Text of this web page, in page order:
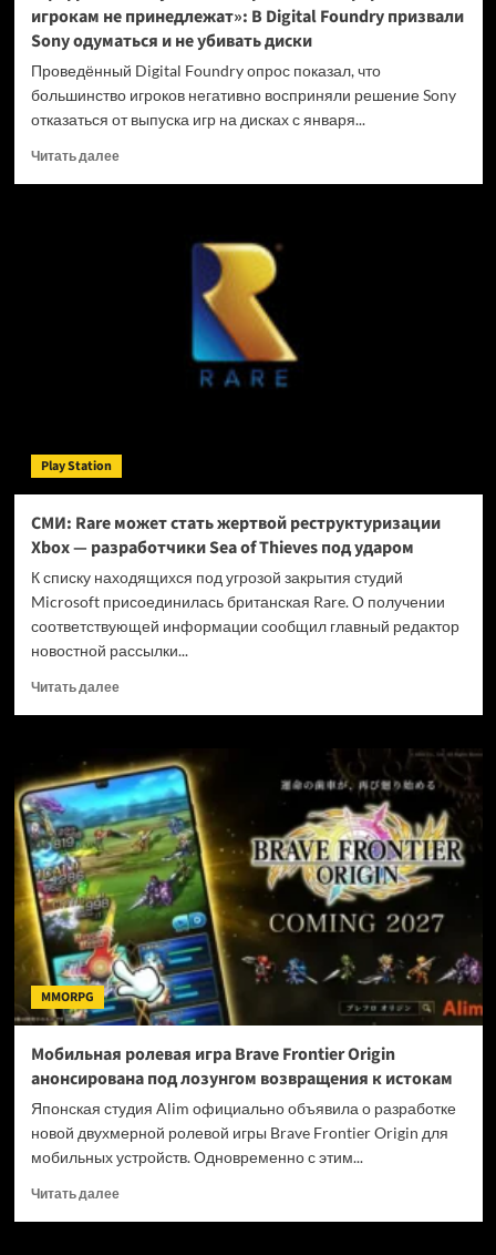
игрокам не принедлежат»: В Digital Foundry призвали
Sony одуматься и не убивать диски
Проведённый Digital Foundry опрос показал, что
большинство игроков негативно восприняли решение Sony
отказаться от выпуска игр на дисках с января...
Читать далееПрочитать
платформах
принедлежат»:
не
убивать
диски
Play Station
СМИ: Rare может стать жертвой реструктуризации
Xbox — разработчики Sea of Thieves под ударом
К списку находящихся под угрозой закрытия студий
Microsoft присоединилась британская Rare. О получении
соответствующей информации сообщил главный редактор
новостной рассылки...
Читать далееПрочитать
Rare
может
стать
жертвой
реструктуризации
Xbox
разработчики
Sea
of
Thieves
под
ударом
MMORPG
Мобильная ролевая игра Brave Frontier Origin
анонсирована под лозунгом возвращения к истокам
Японская студия Alim официально объявила о разработке
новой двухмерной ролевой игры Brave Frontier Origin для
мобильных устройств. Одновременно с этим...
Читать далееПрочитать